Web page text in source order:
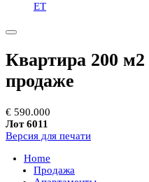
ET
Квартира 200
продаже
€ 590.000
Лот 6011
Версия для печати
Home
Продажа